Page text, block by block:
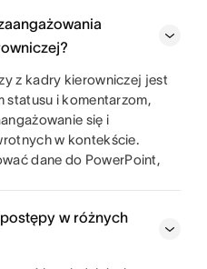
z kadry kierowniczej jest
statusu i komentarzom,
się i
w kontekście.
dane do PowerPoint,
w różnych